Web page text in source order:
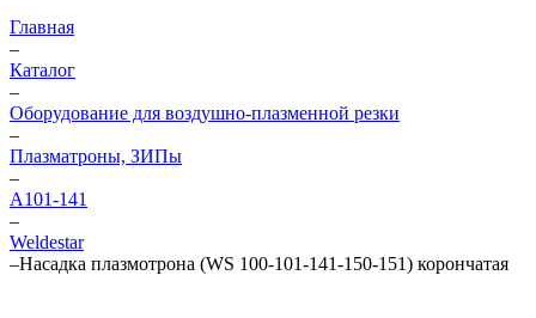
Главная
–
Каталог
–
Оборудование для воздушно-плазменной резки
–
Плазматроны, ЗИПы
–
А101-141
–
Weldestar
–Насадка плазмотрона (WS 100-101-141-150-151) корончатая